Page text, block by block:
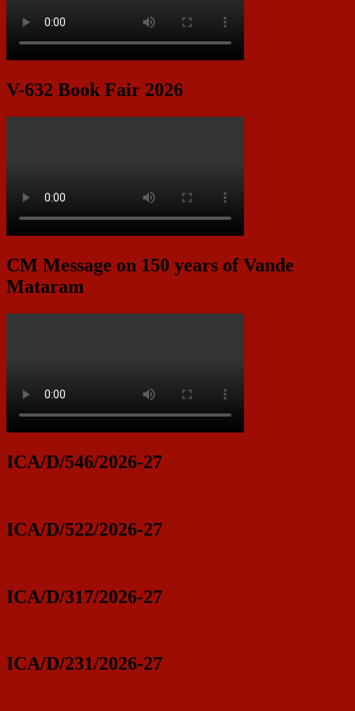
V-632 Book Fair 2026
CM Message on 150 years of Vande
Mataram
ICA/D/546/2026-27
ICA/D/522/2026-27
ICA/D/317/2026-27
ICA/D/231/2026-27